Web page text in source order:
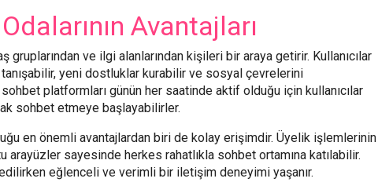
Avantajları
gruplarından ve ilgi alanlarından kişileri bir araya getirir. Kullanıcılar
yeni dostluklar kurabilir ve sosyal çevrelerini
platformları günün her saatinde aktif olduğu için kullanıcılar
sohbet etmeye başlayabilirler.
en önemli avantajlardan biri de kolay erişimdir. Üyelik işlemlerinin
arayüzler sayesinde herkes rahatlıkla sohbet ortamına katılabilir.
eğlenceli ve verimli bir iletişim deneyimi yaşanır.